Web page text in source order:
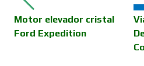
Camiones para
Cancelería de
Motor elevador cristal
Ford Expedition